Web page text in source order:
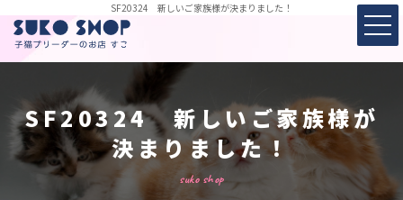
SF20324 新しいご家族様が決まりました！
SF20324 新しいご家族様が
決まりました！